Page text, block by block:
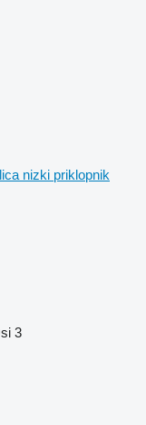
nizki priklopnik
3